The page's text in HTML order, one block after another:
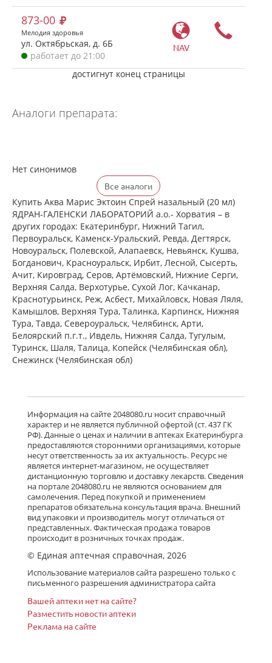
NAV
873-00
Мелодия здоровья
ул. Октябрьская, д. 6Б
работает до 21:00
достигнут конец страницы
Аналоги препарата:
Нет синонимов
Все аналоги
Купить Аква Марис Эктоин Спрей назальный (20 мл)
ЯДРАН-ГАЛЕНСКИ ЛАБОРАТОРИЙ а.о.- Хорватия – в
других городах: Екатеринбург, Нижний Тагил,
Первоуральск, Каменск-Уральский, Ревда, Дегтярск,
Новоуральск, Полевской, Алапаевск, Невьянск, Кушва,
Богданович, Красноуральск, Ирбит, Лесной, Сысерть,
Ачит, Кировград, Серов, Артёмовский, Нижние Cерги,
Верхняя Салда, Верхотурье, Сухой Лог, Качканар,
Краснотурьинск, Реж, Асбест, Михайловск, Новая Ляля,
Камышлов, Верхняя Тура, Талинка, Карпинск, Нижняя
Тура, Тавда, Североуральск, Челябинск, Арти,
Белоярский п.г.т., Ивдель, Нижняя Салда, Тугулым,
Туринск, Шаля, Талица, Копейск (Челябинская обл),
Снежинск (Челябинская обл)
Информация на сайте 2048080.ru носит справочный
характер и не является публичной офертой (ст. 437 ГК
РФ). Данные о ценах и наличии в аптеках Екатеринбурга
предоставляются сторонними организациями, которые
несут ответственность за их актуальность. Ресурс не
является интернет-магазином, не осуществляет
дистанционную торговлю и доставку лекарств. Сведения
на портале 2048080.ru не являются основанием для
самолечения. Перед покупкой и применением
препаратов обязательна консультация врача. Внешний
вид упаковки и производитель могут отличаться от
представленных. Фактическая продажа товаров
происходит в розничных точках продаж.
© Единая аптечная справочная, 2026
Использование материалов сайта разрешено только с
письменного разрешения администратора сайта
Вашей аптеки нет на сайте?
Разместить новости аптеки
Реклама на сайте